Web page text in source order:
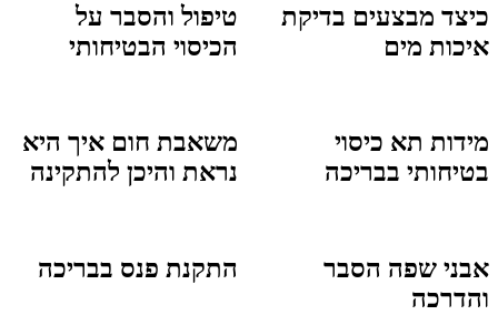
כיצד מבצעים בדיקת
איכות מים
טיפול והסבר על
הכיסוי הבטיחותי
מידות תא כיסוי
בטיחותי בבריכה
משאבת חום איך היא
נראת והיכן להתקינה
אבני שפה הסבר
והדרכה
התקנת פנס בבריכה